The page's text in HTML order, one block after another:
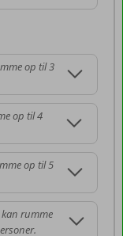
op til 3
op til 4
op til 5
rumme